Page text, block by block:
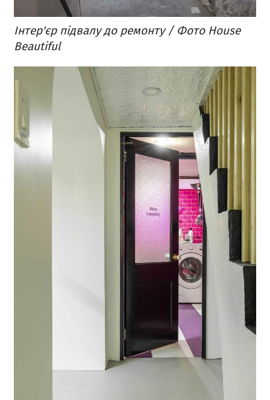
Інтер'єр підвалу до ремонту / Фото House
Beautiful